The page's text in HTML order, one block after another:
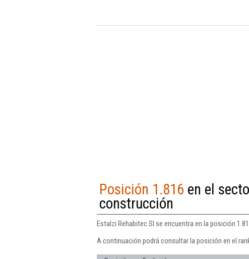
Posición 1.816 en el
construcción
Estalzi Rehabitec Sl se encuentra en la posición
A continuación podrá consultar la posición en el